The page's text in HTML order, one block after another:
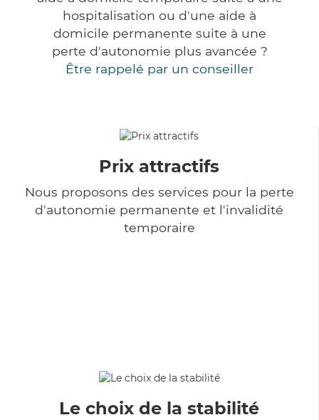
hospitalisation ou d'une aide à
domicile permanente suite à une
perte d'autonomie plus avancée ?
Être rappelé par un conseiller
Prix attractifs
Nous proposons des services pour la perte
d'autonomie permanente et l'invalidité
temporaire
Le choix de la stabilité